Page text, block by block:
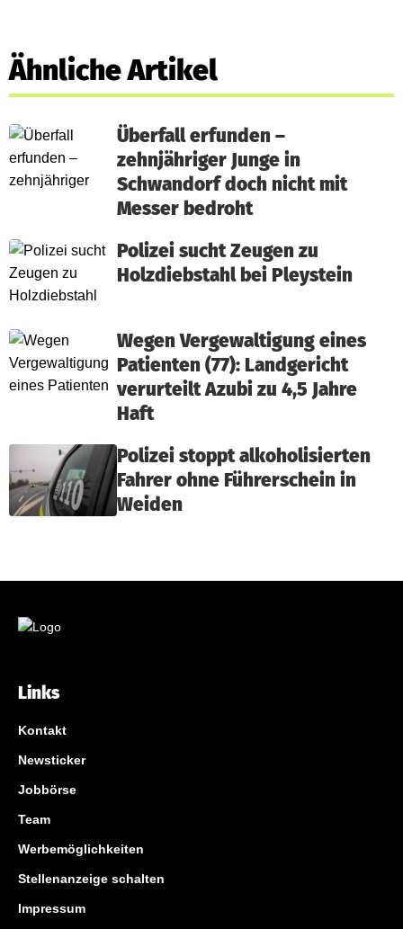
Ähnliche Artikel
Überfall erfunden –
zehnjähriger Junge in
Schwandorf doch nicht mit
Messer bedroht
Polizei sucht Zeugen zu
Holzdiebstahl bei Pleystein
Wegen Vergewaltigung eines
Patienten (77): Landgericht
verurteilt Azubi zu 4,5 Jahre
Haft
Polizei stoppt alkoholisierten
Fahrer ohne Führerschein in
Weiden
Links
Kontakt
Newsticker
Jobbörse
Team
Werbemöglichkeiten
Stellenanzeige schalten
Impressum